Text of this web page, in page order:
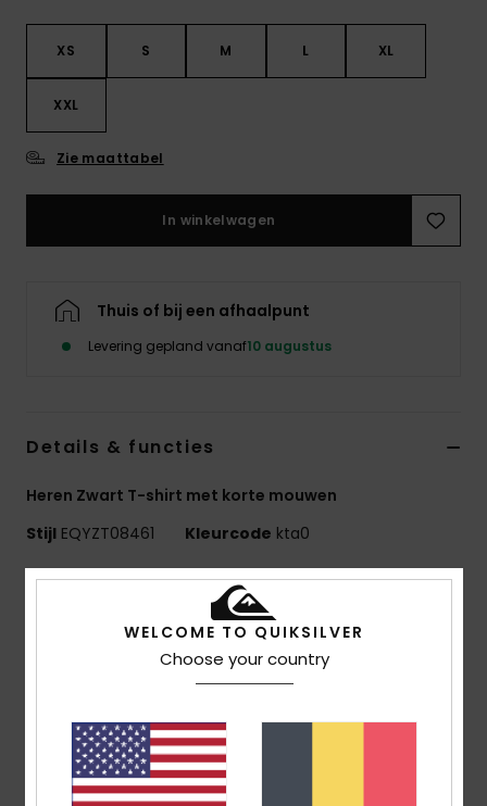
XS S M L XL
XXL
Zie maattabel
In winkelwagen
Thuis of bij een afhaalpunt
Levering gepland vanaf10 augustus
Details & functies
Heren Zwart T-shirt met korte mouwen
Stijl EQYZT08461 Kleurcode kta0
Kenmerken
MADE BETTER
Gemaakt van 25% gerecyclede katoenvezels uit
pre-consumer textielafval
Jersey, [160 G/M2]
Pasvorm:Regular fit
Halslijn:Halslijn: Ronde hals
WELCOME TO QUIKSILVER
Choose your country